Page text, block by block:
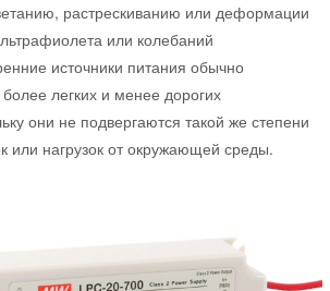
растрескиванию или деформации
или колебаний
источники питания обычно
более легких и менее дорогих
они не подвергаются такой же степени
или нагрузок от окружающей среды.